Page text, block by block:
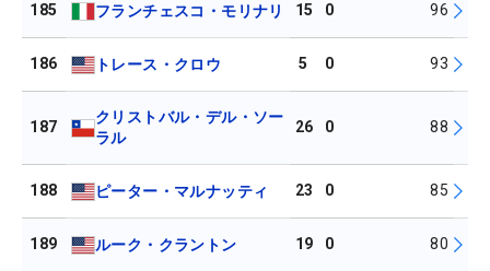
185 フランチェスコ・モリナリ 15 0 96
186 トレース・クロウ 5 0 93
187
クリストバル・デル・ソー
ラル
26 0 88
188 ピーター・マルナッティ 23 0 85
189 ルーク・クラントン 19 0 80